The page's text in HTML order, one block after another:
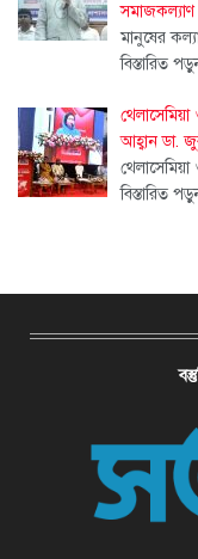
সমাজকল্যাণ
মানুষের
বিস্তারিত
আহ্বান ডা.
বিস্তারিত